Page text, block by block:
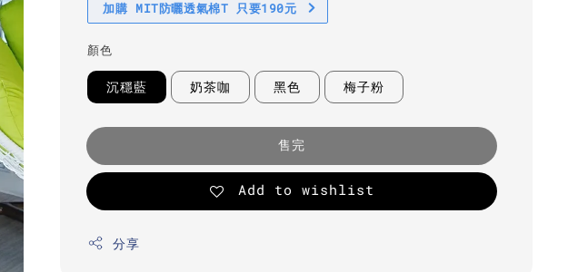
加購 MIT防曬透氣棉T 只要190元
顏色
沉穩藍 奶茶咖 黑色 梅子粉
售完
Add to wishlist
分享